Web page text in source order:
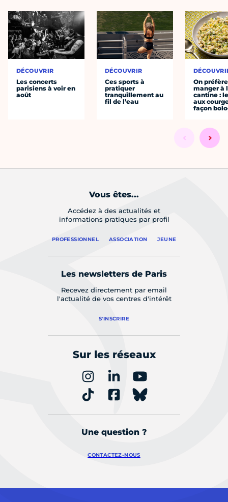
DÉCOUVRIR
Les concerts
parisiens à voir en
août
DÉCOUVRIR
Ces sports à
pratiquer
tranquillement au
fil de l’eau
On préfère
manger à
cantine :
aux
façon
Vous êtes...
Accédez à des actualités et
informations pratiques par profil
PROFESSIONNEL ASSOCIATION JEUNE
Les newsletters de Paris
Recevez directement par email
l'actualité de vos centres d'intérêt
S'INSCRIRE
Sur les réseaux
Une question ?
CONTACTEZ-NOUS